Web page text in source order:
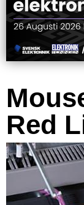
Red